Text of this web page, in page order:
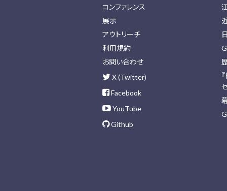
コンファレンス
展示
アウトリーチ
利用規約
お問い合わせ
X (Twitter)
Facebook
YouTube
Github